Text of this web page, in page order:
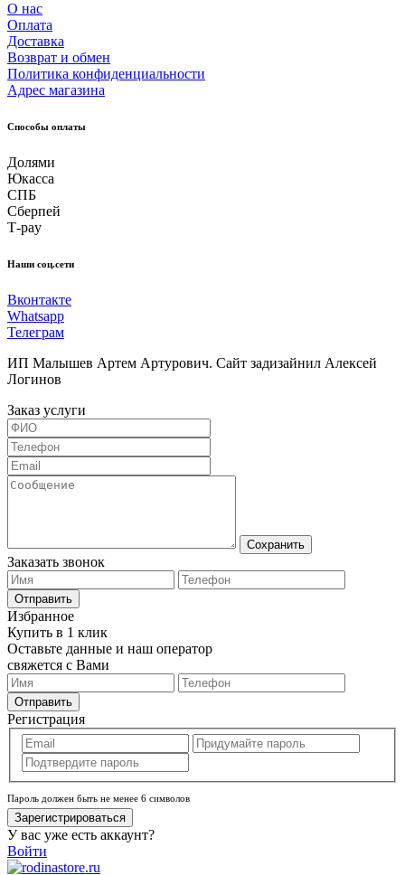
О нас
Оплата
Доставка
Возврат и обмен
Политика конфиденциальности
Адрес магазина
Способы оплаты
Долями
Юкасса
СПБ
Сберпей
Т-pay
Наши соц.сети
Вконтакте
Whatsapp
Телеграм
ИП Малышев Артем Артурович. Сайт задизайнил Алексей
Логинов
Заказ услуги
Сохранить
Заказать звонок
Отправить
Избранное
Купить в 1 клик
Оставьте данные и наш оператор
свяжется с Вами
Отправить
Регистрация
Пароль должен быть не менее 6 символов
Зарегистрироваться
У вас уже есть аккаунт?
Войти